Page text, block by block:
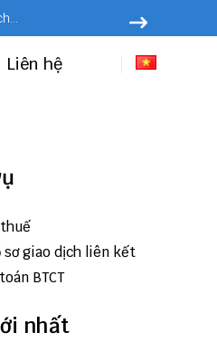
Liên hệ
sơ giao dịch liên kết
BTCT
nhất